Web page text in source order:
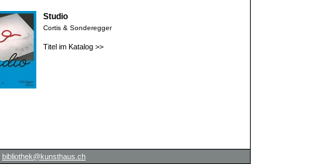
Studio
Cortis & Sonderegger
Titel im Katalog >>
bibliothek@kunsthaus.ch